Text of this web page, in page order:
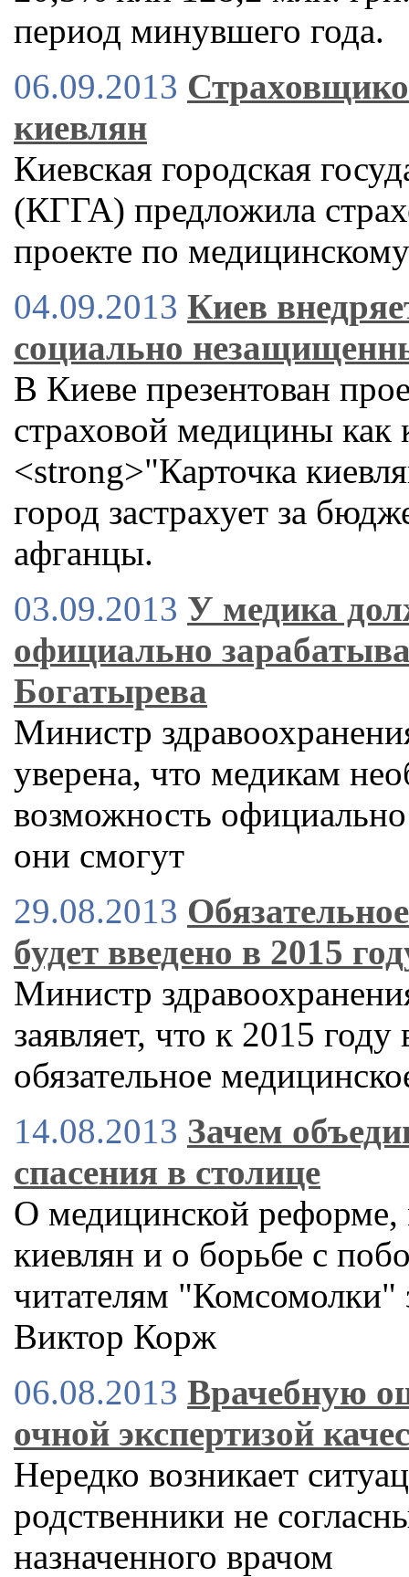
период минувшего года.
06.09.2013
киевлян
Киевская городская
(КГГА) предложила
проекте по
04.09.2013 Киев
социально
В Киеве презентован
страховой медицины как
<strong>"Карточка
город застрахует за
афганцы.
03.09.2013 У медика
официально
Богатырева
Министр
уверена, что медикам
возможность официально
они смогут
29.08.2013
будет введено в 2015
Министр
заявляет, что к 2015 году
обязательное
14.08.2013 Зачем
спасения в столице
О медицинской реформе,
киевлян и о борьбе с
читателям "Комсомолки"
Виктор Корж
06.08.2013 Врачебную
очной экспертизой
Нередко возникает
родственники не
назначенного врачом